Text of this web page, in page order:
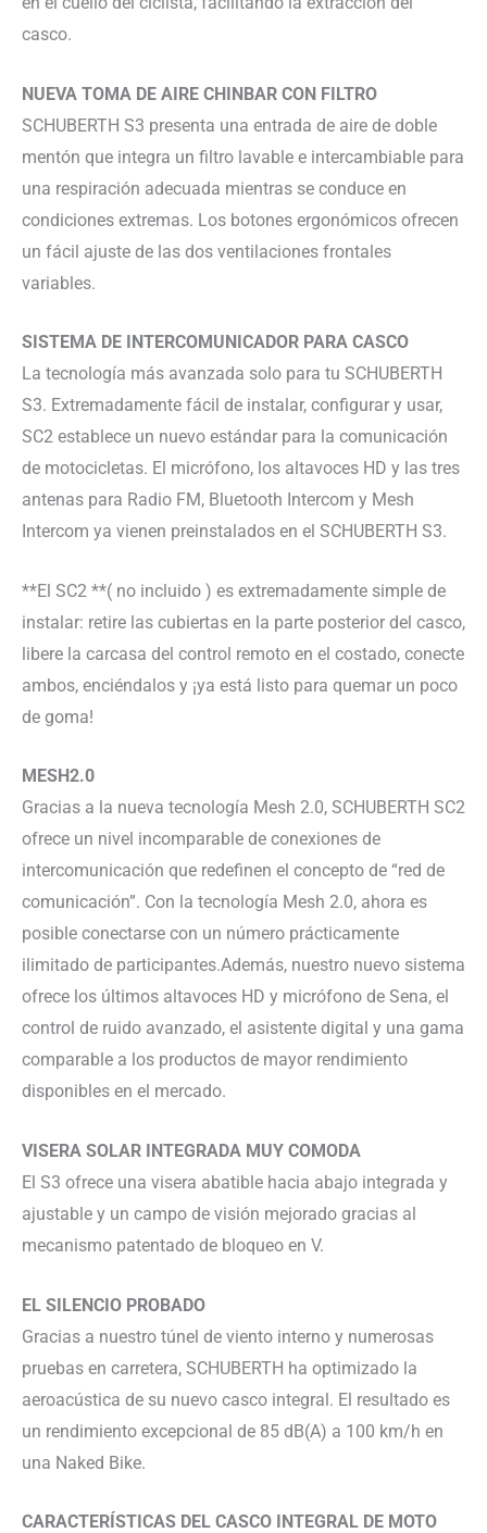
casco.
NUEVA TOMA DE AIRE CHINBAR CON FILTRO
SCHUBERTH S3 presenta una entrada de aire de doble
mentón que integra un filtro lavable e intercambiable para
una respiración adecuada mientras se conduce en
condiciones extremas. Los botones ergonómicos ofrecen
un fácil ajuste de las dos ventilaciones frontales
variables.
SISTEMA DE INTERCOMUNICADOR PARA CASCO
La tecnología más avanzada solo para tu SCHUBERTH
S3. Extremadamente fácil de instalar, configurar y usar,
SC2 establece un nuevo estándar para la comunicación
de motocicletas. El micrófono, los altavoces HD y las tres
antenas para Radio FM, Bluetooth Intercom y Mesh
Intercom ya vienen preinstalados en el SCHUBERTH S3.
**El SC2 **( no incluido ) es extremadamente simple de
instalar: retire las cubiertas en la parte posterior del casco,
libere la carcasa del control remoto en el costado, conecte
ambos, enciéndalos y ¡ya está listo para quemar un poco
de goma!
MESH2.0
Gracias a la nueva tecnología Mesh 2.0, SCHUBERTH SC2
ofrece un nivel incomparable de conexiones de
intercomunicación que redefinen el concepto de “red de
comunicación”. Con la tecnología Mesh 2.0, ahora es
posible conectarse con un número prácticamente
ilimitado de participantes.Además, nuestro nuevo sistema
ofrece los últimos altavoces HD y micrófono de Sena, el
control de ruido avanzado, el asistente digital y una gama
comparable a los productos de mayor rendimiento
disponibles en el mercado.
VISERA SOLAR INTEGRADA MUY COMODA
El S3 ofrece una visera abatible hacia abajo integrada y
ajustable y un campo de visión mejorado gracias al
mecanismo patentado de bloqueo en V.
EL SILENCIO PROBADO
Gracias a nuestro túnel de viento interno y numerosas
pruebas en carretera, SCHUBERTH ha optimizado la
aeroacústica de su nuevo casco integral. El resultado es
un rendimiento excepcional de 85 dB(A) a 100 km/h en
una Naked Bike.
CARACTERÍSTICAS DEL CASCO INTEGRAL DE MOTO